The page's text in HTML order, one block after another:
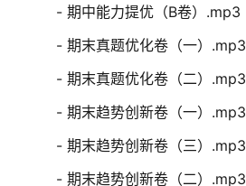
- 期中能力提优（B卷）.mp3
- 期末真题优化卷（一）.mp3
- 期末真题优化卷（二）.mp3
- 期末趋势创新卷（一）.mp3
- 期末趋势创新卷（三）.mp3
- 期末趋势创新卷（二）.mp3